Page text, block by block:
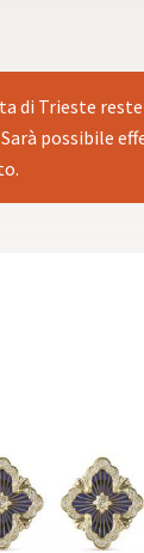
di Trieste
possibile